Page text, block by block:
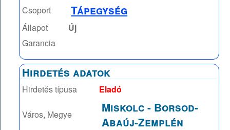
Csoport Tápegység
Állapot
Új
Garancia
Hirdetés adatok
Hirdetés típusa Eladó
Város, Megye Miskolc- Borsod-
Abaúj-Zemplén